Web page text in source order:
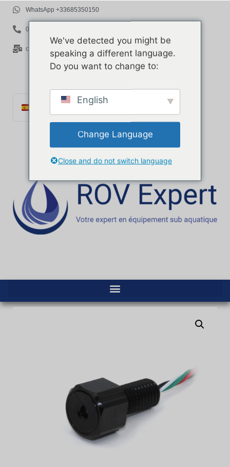
WhatsApp +33685350150
06 85 35 01 50
contact@rov-expert.com
Français
Català
Italiano
Deutsch
Ελληνικά
We've detected you might be
speaking a different language.
Do you want to change to:
English
Change Language
Close and do not switch language